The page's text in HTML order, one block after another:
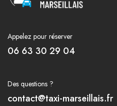
Appelez pour réserver
06 63 30 29 04
Des questions ?
contact@taxi-marseillais.fr